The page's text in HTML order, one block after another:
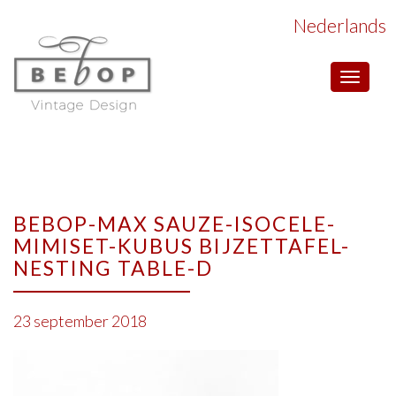
Toggle
Nederlands
BEBOP-MAX SAUZE-ISOCELE-
MIMISET-KUBUS BIJZETTAFEL-
NESTING TABLE-D
23 september 2018